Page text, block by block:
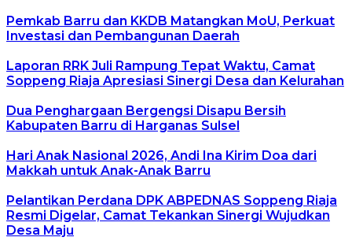
Pemkab Barru dan KKDB Matangkan MoU, Perkuat
Investasi dan Pembangunan Daerah
Laporan RRK Juli Rampung Tepat Waktu, Camat
Soppeng Riaja Apresiasi Sinergi Desa dan Kelurahan
Dua Penghargaan Bergengsi Disapu Bersih
Kabupaten Barru di Harganas Sulsel
Hari Anak Nasional 2026, Andi Ina Kirim Doa dari
Makkah untuk Anak-Anak Barru
Pelantikan Perdana DPK ABPEDNAS Soppeng Riaja
Resmi Digelar, Camat Tekankan Sinergi Wujudkan
Desa Maju